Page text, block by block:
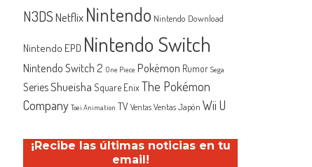
N3DSNetflix Nintendo Nintendo Download
Nintendo EPD Nintendo Switch
Nintendo Switch 2 One Piece Pokémon Rumor Sega
SeriesShueisha Square EnixThe Pokémon
Company Toei Animation TV Ventas Ventas Japón Wii U
¡Recibe las últimas noticias en tu
email!